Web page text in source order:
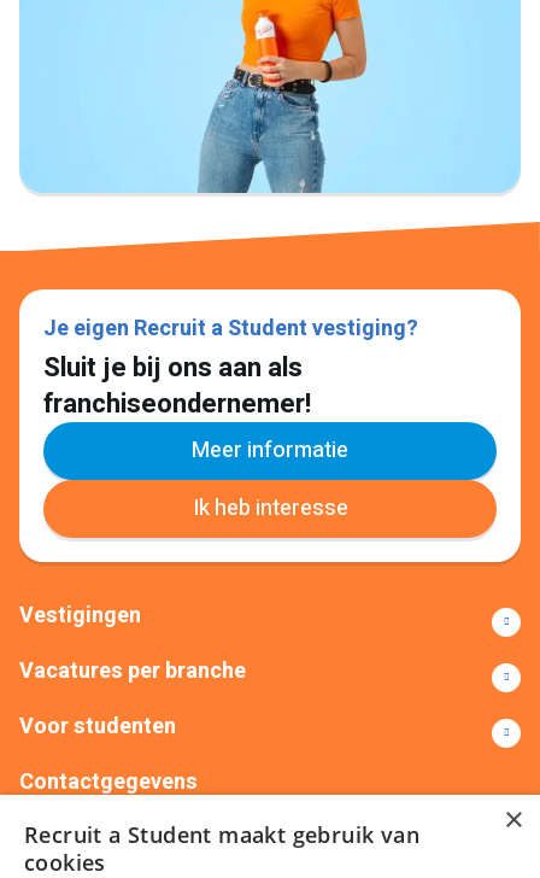
Je eigen Recruit a Student vestiging?
Sluit je bij ons aan als
franchiseondernemer!
Meer informatie
Ik heb interesse
Vestigingen
Vacatures per branche
Voor studenten
Contactgegevens
+31(0)88 522 00 76
info@recruitastudent.nl
×
Recruit a Student maakt gebruik van
cookies